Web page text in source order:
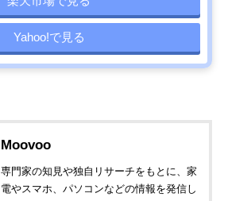
Yahoo!で見る
Moovoo
専門家の知見や独自リサーチをもとに、家
電やスマホ、パソコンなどの情報を発信し